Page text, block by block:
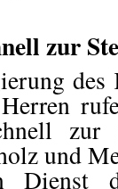
zur
und
Dienst